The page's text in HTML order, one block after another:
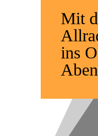
Mit
ins